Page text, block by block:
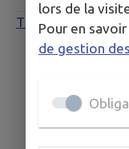
Theys Info Avril
lors de la
Pour en
de gestion